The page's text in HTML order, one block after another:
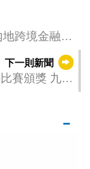
跨境金融見
下一則新聞
賽頒獎 九位